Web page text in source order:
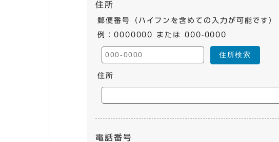
住所
郵便番号（ハイフンを含めての入力が可能です）
例：0000000 または 000-0000
住所検索
住所
電話番号